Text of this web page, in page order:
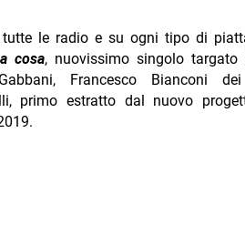
le radio e su ogni tipo di
cosa, nuovissimo singolo targato
Francesco Bianconi
primo estratto dal nuovo